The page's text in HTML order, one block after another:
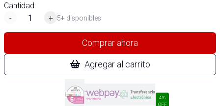
Cantidad:
-
+ 5+ disponibles
Comprar ahora
Agregar al carrito
4%
OFF